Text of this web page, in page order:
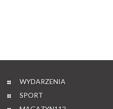
WYDARZENIA
SPORT